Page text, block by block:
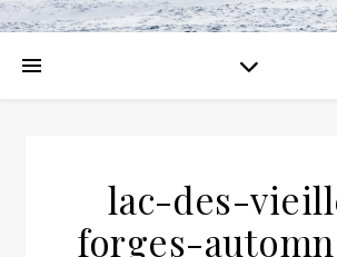
lac-des-
forges-